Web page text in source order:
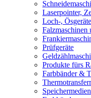
Laserpointer,
Loch-,
Falzmaschinen
Prüfgeräte
Produkte fürs
Farbbänder &
Speichermedien